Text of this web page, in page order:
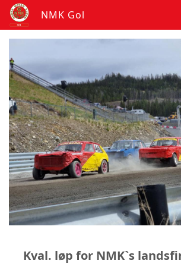
NMK Gol
Kval. løp for NMK`s